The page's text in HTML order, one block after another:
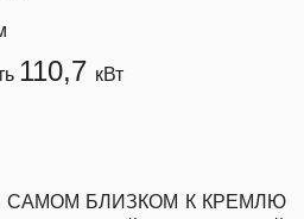
110,7 кВт
САМОМ БЛИЗКОМ К КРЕМЛЮ